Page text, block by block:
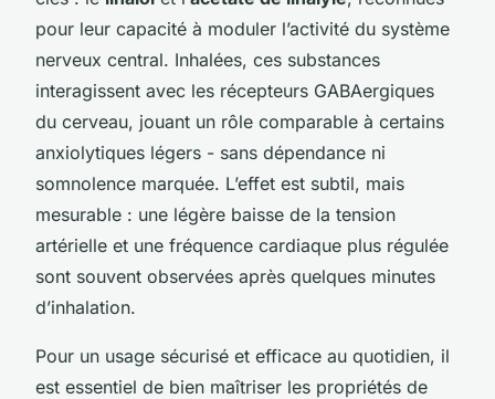
pour leur capacité à moduler l’activité du système
nerveux central. Inhalées, ces substances
interagissent avec les récepteurs GABAergiques
du cerveau, jouant un rôle comparable à certains
anxiolytiques légers - sans dépendance ni
somnolence marquée. L’effet est subtil, mais
mesurable : une légère baisse de la tension
artérielle et une fréquence cardiaque plus régulée
sont souvent observées après quelques minutes
d’inhalation.
Pour un usage sécurisé et efficace au quotidien, il
est essentiel de bien maîtriser les propriétés de